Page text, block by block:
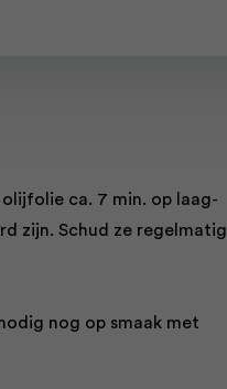
ca. 7 min. op laag-
zijn. Schud ze regelmatig
nog op smaak met